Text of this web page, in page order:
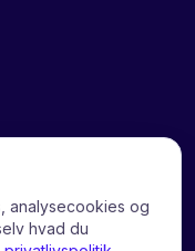
analysecookies og
hvad du